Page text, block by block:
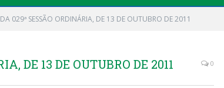
029ª SESSÃO ORDINÁRIA, DE 13 DE OUTUBRO DE 2011
DE 13 DE OUTUBRO DE 2011 0